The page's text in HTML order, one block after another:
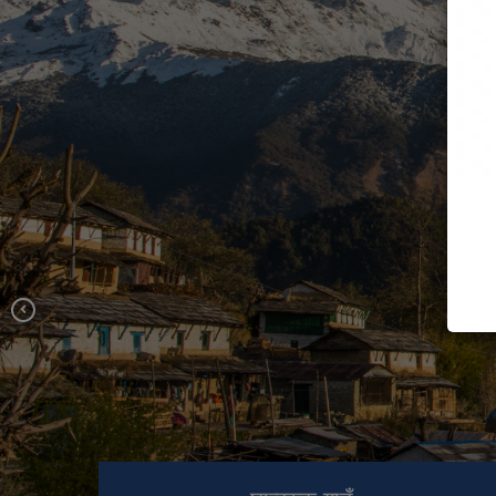
छैठौं स्थापना दिवसमा निवर्तमान
जनप्रतिनिधिहरुलाई सम्मान